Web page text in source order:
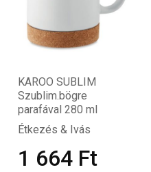
KAROO SUBLIM
Szublim.bögre
parafával 280 ml
Étkezés & Ivás
1 664 Ft